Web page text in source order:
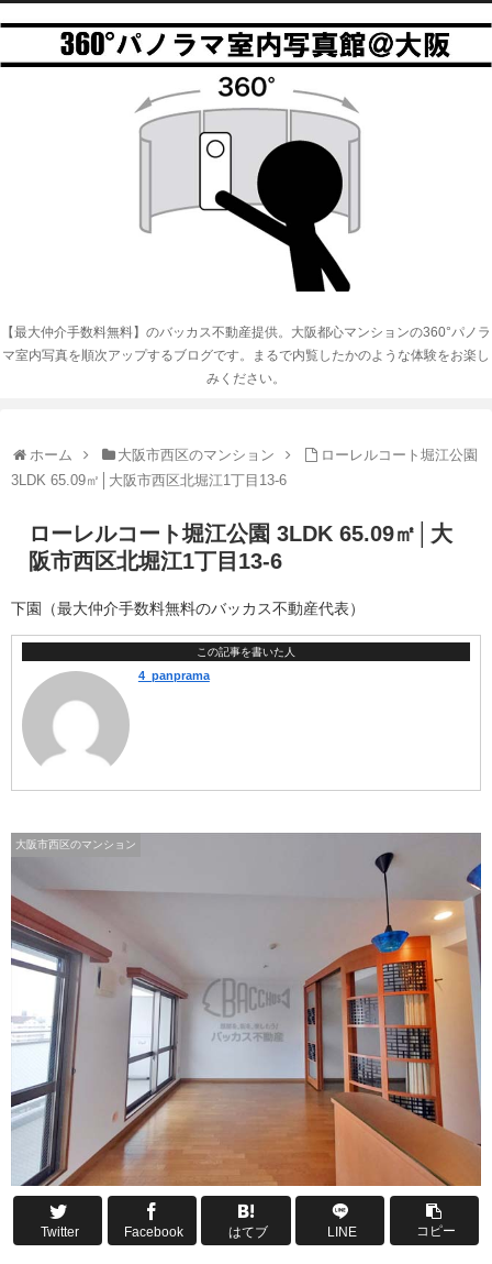
【最大仲介手数料無料】のバッカス不動産提供。大阪都心マンションの360°パノラ
マ室内写真を順次アップするブログです。まるで内覧したかのような体験をお楽し
みください。
ホーム 大阪市西区のマンション
ローレルコート堀江公園
3LDK 65.09㎡│大阪市西区北堀江1丁目13-6
ローレルコート堀江公園 3LDK 65.09㎡│大
阪市西区北堀江1丁目13-6
下園（最大仲介手数料無料のバッカス不動産代表）
この記事を書いた人
4_panprama
大阪市西区のマンション
Twitter Facebook はてブ LINE コピー